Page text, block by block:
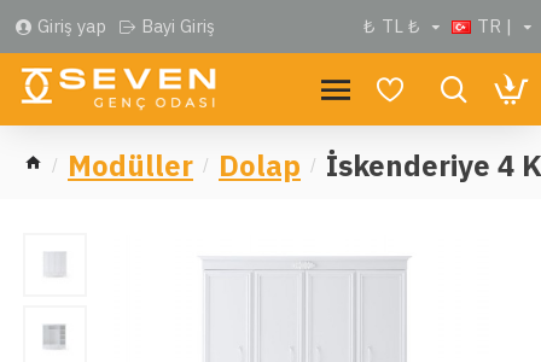
Giriş yap Bayi Giriş ₺ TL ₺ TR |
Modüller Dolap İskenderiye 4